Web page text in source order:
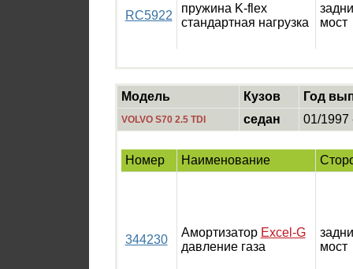
RC5922
пружина K-flex
стандартная нагрузка
мост
Модель Кузов Год
VOLVO S70 2.5 TDI седан 01/1997
Номер Наименование
344230
Амортизатор Excel-G
давление газа
мост